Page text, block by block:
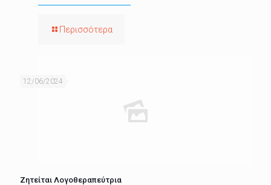
Περισσότερα
12/06/2024
Ζητείται Λογοθεραπεύτρια